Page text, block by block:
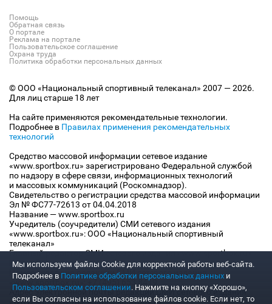
Помощь
Обратная связь
О портале
Реклама на портале
Пользовательское соглашение
Охрана труда
Политика обработки персональных данных
© ООО «Национальный спортивный телеканал» 2007 — 2026.
Для лиц старше 18 лет
На сайте применяются рекомендательные технологии.
Подробнее в Правилах применения рекомендательных
технологий
Средство массовой информации сетевое издание
«www.sportbox.ru» зарегистрировано Федеральной службой
по надзору в сфере связи, информационных технологий
и массовых коммуникаций (Роскомнадзор).
Свидетельство о регистрации средства массовой информации
Эл № ФС77-72613 от 04.04.2018
Название — www.sportbox.ru
Учредитель (соучредители) СМИ сетевого издания
«www.sportbox.ru»: ООО «Национальный спортивный
телеканал»
Главный редактор СМИ сетевого издания «www.sportbox.ru»:
Конов В.А.
Номер телефона редакции СМИ сетевого издания
«www.sportbox.ru»: +7 (495) 653 8419
Адрес электронной почты редакции СМИ сетевого издания
«www.sportbox.ru»: editor@sportbox.ru
Мы используем файлы Сookie для корректной работы веб-сайта.
Подробнее в Политике обработки персональных данных и
Пользовательском соглашении. Нажмите на кнопку «Хорошо»,
если Вы согласны на использование файлов cookie. Если нет, то